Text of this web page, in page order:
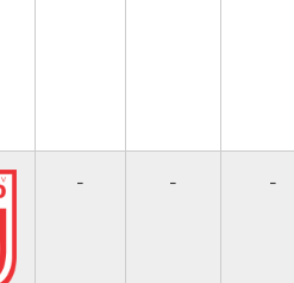
- - -